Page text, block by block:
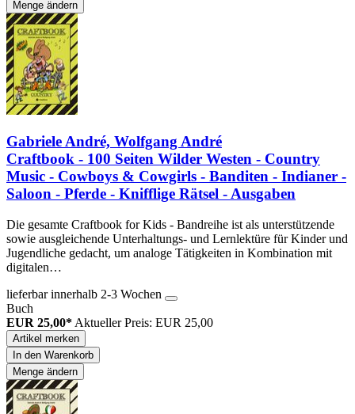
Menge ändern
Gabriele André, Wolfgang André
Craftbook - 100 Seiten Wilder Westen - Country
Music - Cowboys & Cowgirls - Banditen - Indianer -
Saloon - Pferde - Knifflige Rätsel - Ausgaben
Die gesamte Craftbook for Kids - Bandreihe ist als unterstützende
sowie ausgleichende Unterhaltungs- und Lernlektüre für Kinder und
Jugendliche gedacht, um analoge Tätigkeiten in Kombination mit
digitalen…
lieferbar innerhalb 2-3 Wochen
Buch
EUR 25,00* Aktueller Preis: EUR 25,00
Artikel merken
In den Warenkorb
Menge ändern